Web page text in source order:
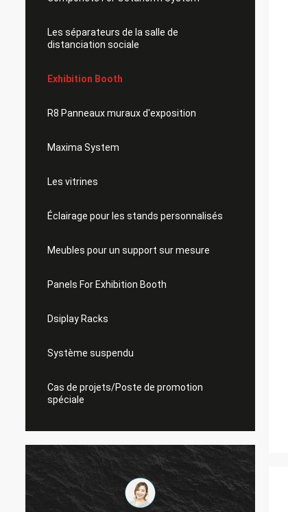
Les séparateurs de la salle de
distanciation sociale
Exhibition Booth
R8 Panneaux muraux d'exposition
Maxima System
Les vitrines
Éclairage pour les stands personnalisés
Meubles pour un support sur mesure
Panels For Exhibition Booth
Dsiplay Racks
Système suspendu
Cas de projets/Poste de promotion
spéciale